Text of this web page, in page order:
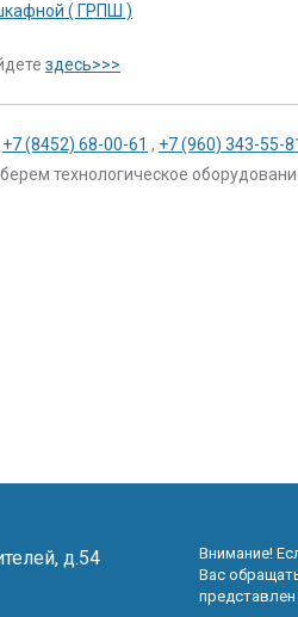
( ГРПШ )
здесь>>>
+7 (8452) 68-00-61 , +7 (960) 343-55-
технологическое
д.54
Внимание!
Вас